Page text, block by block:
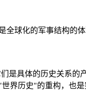
球化的军事结构的
是具体的历史关系的
界历史"的重构，也